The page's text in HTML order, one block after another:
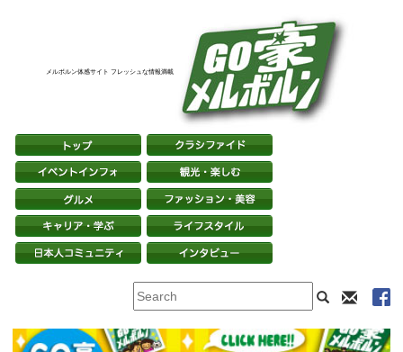
メルボルン体感サイト フレッシュな情報満載